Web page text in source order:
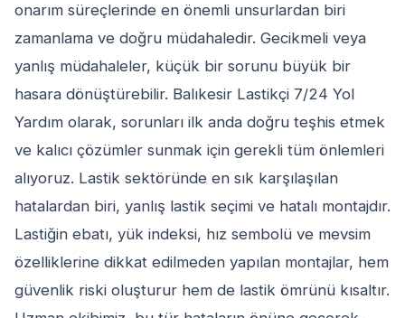
onarım süreçlerinde en önemli unsurlardan biri
zamanlama ve doğru müdahaledir. Gecikmeli veya
yanlış müdahaleler, küçük bir sorunu büyük bir
hasara dönüştürebilir. Balıkesir Lastikçi 7/24 Yol
Yardım olarak, sorunları ilk anda doğru teşhis etmek
ve kalıcı çözümler sunmak için gerekli tüm önlemleri
alıyoruz. Lastik sektöründe en sık karşılaşılan
hatalardan biri, yanlış lastik seçimi ve hatalı montajdır.
Lastiğin ebatı, yük indeksi, hız sembolü ve mevsim
özelliklerine dikkat edilmeden yapılan montajlar, hem
güvenlik riski oluşturur hem de lastik ömrünü kısaltır.